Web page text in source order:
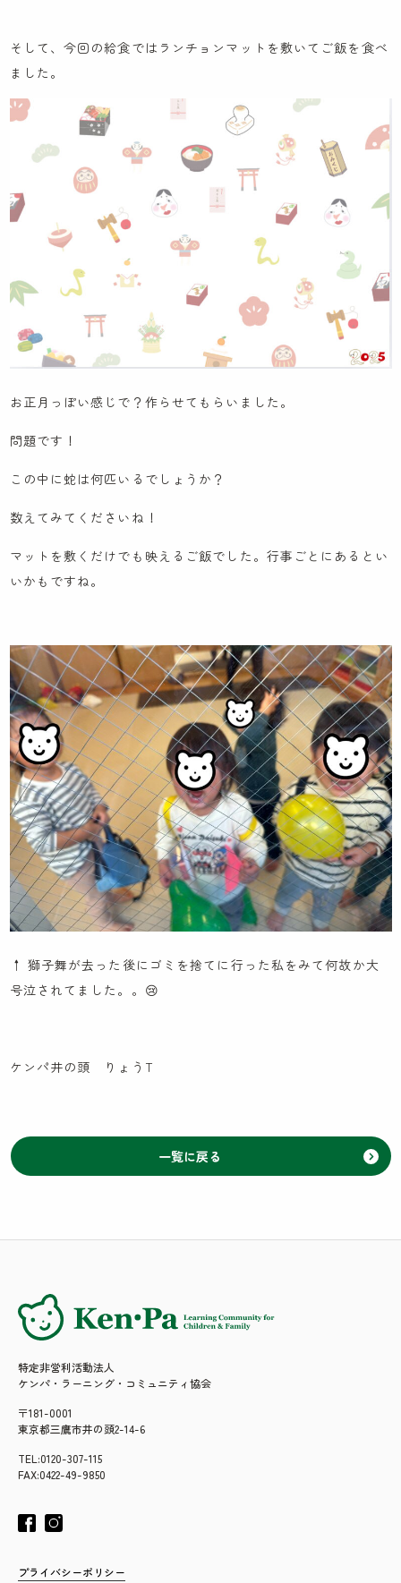
先輩職員による先輩ブログ
ケンパの活動ブログ
そして、今回の給食ではランチョンマットを敷いてご飯を食べ
ました。
お正月っぽい感じで？作らせてもらいました。
問題です！
この中に蛇は何匹いるでしょうか？
数えてみてくださいね！
マットを敷くだけでも映えるご飯でした。行事ごとにあるとい
いかもですね。
↑ 獅子舞が去った後にゴミを捨てに行った私をみて何故か大
号泣されてました。。😢
ケンパ井の頭 りょうT
一覧に戻る
特定非営利活動法人
ケンパ・ラーニング・コミュニティ協会
〒181-0001
東京都三鷹市井の頭2-14-6
TEL:0120-307-115
FAX:0422-49-9850
プライバシーポリシー